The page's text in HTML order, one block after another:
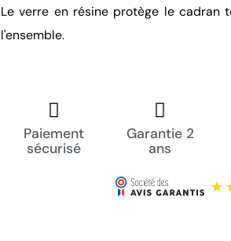
Le verre en résine protège le cadran
l'ensemble.
Paiement
sécurisé
Garantie 2
ans